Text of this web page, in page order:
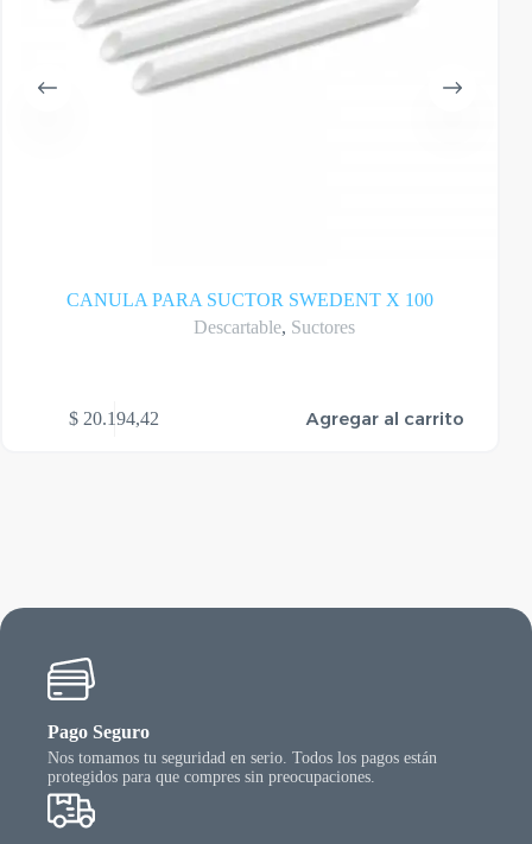
CANULA PARA SUCTOR SWEDENT X 100
Descartable, Suctores
$ 20.194,42 Agregar al carrito
Pago Seguro
Nos tomamos tu seguridad en serio. Todos los pagos están
protegidos para que compres sin preocupaciones.